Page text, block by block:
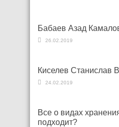
Бабаев Азад
26.02.2019
Киселев Станислав
24.02.2019
Все о видах
подходит?